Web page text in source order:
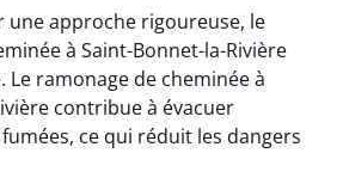
une approche rigoureuse, le
à Saint-Bonnet-la-Rivière
Le ramonage de cheminée à
contribue à évacuer
ce qui réduit les dangers